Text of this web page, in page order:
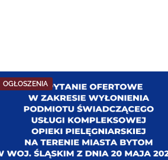
OGŁOSZENIA